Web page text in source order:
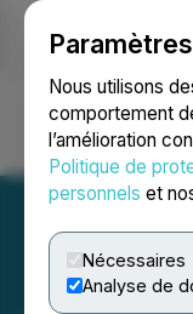
Nous utilisons
comportement
l’amélioration
Politique de
personnels et
Nécessaires
Analyse de
Ouvrir